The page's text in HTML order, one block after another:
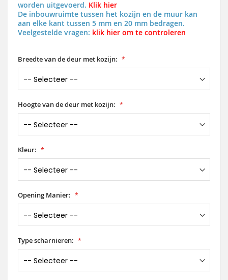
worden uitgevoerd. Klik hier
De inbouwruimte tussen het kozijn en de muur kan
aan elke kant tussen 5 mm en 20 mm bedragen.
Veelgestelde vragen: klik hier om te controleren
Breedte van de deur met kozijn:
Hoogte van de deur met kozijn:
Kleur:
Opening Manier:
Type scharnieren: